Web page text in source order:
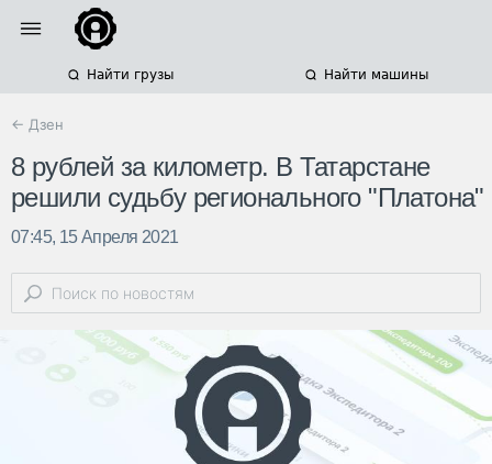
Найти грузы Найти машины
← Дзен
8 рублей за километр. В Татарстане
решили судьбу регионального "Платона"
07:45, 15 Апреля 2021